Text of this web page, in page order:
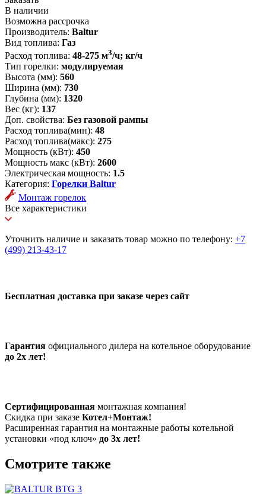
В наличии
Возможна рассрочка
Производитель: Baltur
Вид топлива: Газ
Расход топлива: 48-275 м3/ч; кг/ч
Тип горелки: модулируемая
Высота (мм): 560
Ширина (мм): 730
Глубина (мм): 1320
Вес (кг): 137
Доп. свойства: Без газовой рампы
Расход топлива(мин): 48
Расход топлива(макс): 275
Мощность (кВт): 450
Мощность макс (кВт): 2600
Электрическая мощность: 1.5
Категория: Горелки Baltur
Монтаж горелок
Все характеристики
Уточнить наличие и заказать товар можно по телефону: +7
(499) 213-43-17
Бесплатная доставка при заказе через сайт
Гарантия официального дилера на котельное оборудование
до 2х лет!
Сертифицированная монтажная компания!
Скидка при заказе Котел+Монтаж!
Расширенная гарантия на монтажные работы котельной
установки «под ключ» до 3х лет!
Смотрите также